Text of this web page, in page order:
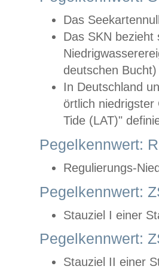
Das
Das SKN
deutschen
In Deutschland
örtlich
Tide (LAT)"
Pegelkennwert:
Regulierungs-
Pegelkennwert:
Stauziel I einer
Pegelkennwert:
Stauziel II einer